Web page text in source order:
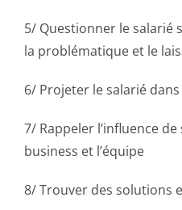
5/ Questionner le salarié
la problématique et le
6/ Projeter le salarié dans
7/ Rappeler l’influence
business et l’équipe
8/ Trouver des solutions